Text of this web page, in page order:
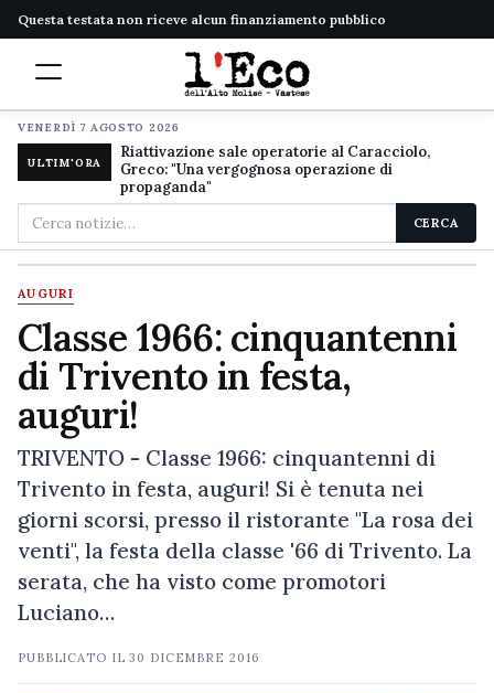
Questa testata non riceve alcun finanziamento pubblico
VENERDÌ 7 AGOSTO 2026
ULTIM'ORA
Riattivazione sale operatorie al Caracciolo,
Greco: "Una vergognosa operazione di
propaganda"
Cerca
nel
sito
CERCA
AUGURI
Classe 1966: cinquantenni
di Trivento in festa,
auguri!
TRIVENTO - Classe 1966: cinquantenni di
Trivento in festa, auguri! Si è tenuta nei
giorni scorsi, presso il ristorante "La rosa dei
venti", la festa della classe '66 di Trivento. La
serata, che ha visto come promotori
Luciano…
PUBBLICATO IL30 DICEMBRE 2016